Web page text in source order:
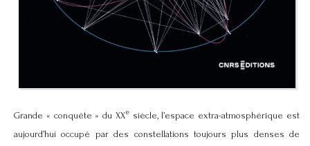
Grande « conquête » du XXesiècle, l’espace extra-atmosphérique est
aujourd’hui occupé par des constellations toujours plus denses de